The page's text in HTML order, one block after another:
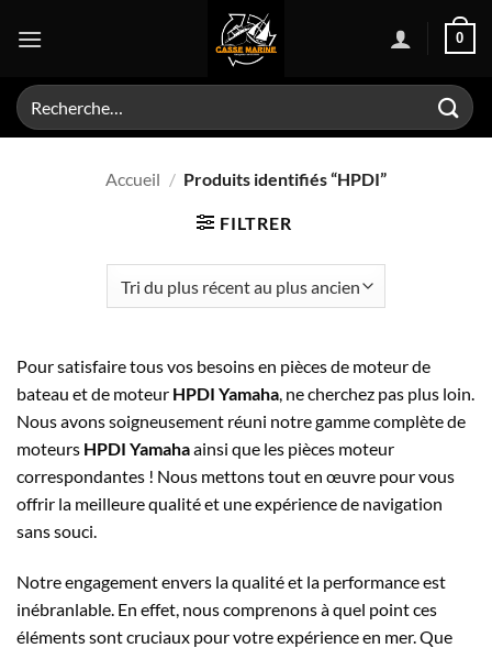
0
Recherche
pour :
Accueil / Produits identifiés “HPDI”
FILTRER
Pour satisfaire tous vos besoins en pièces de moteur de
bateau et de moteur HPDI Yamaha, ne cherchez pas plus loin.
Nous avons soigneusement réuni notre gamme complète de
moteurs HPDI Yamahaainsi que les pièces moteur
correspondantes ! Nous mettons tout en œuvre pour vous
offrir la meilleure qualité et une expérience de navigation
sans souci.
Notre engagement envers la qualité et la performance est
inébranlable. En effet, nous comprenons à quel point ces
éléments sont cruciaux pour votre expérience en mer. Que